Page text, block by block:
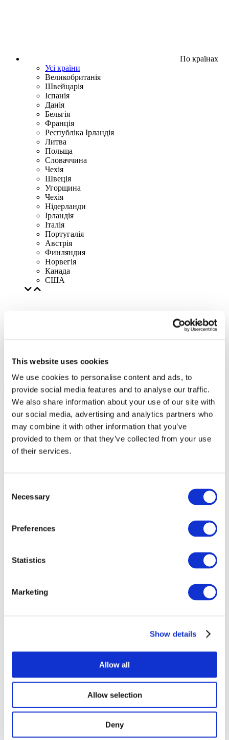
This website uses cookies
We use cookies to personalise content and ads, to
provide social media features and to analyse our traffic.
We also share information about your use of our site with
our social media, advertising and analytics partners who
may combine it with other information that you’ve
provided to them or that they’ve collected from your use
of their services.
Selection
Necessary
Preferences
Statistics
Marketing
Show details
Allow all
Allow selection
Deny
По країнах
Усі країни
Великобританія
Швейцарія
Іспанія
Данія
Бельгія
Франція
Республіка Ірландія
Литва
Польща
Словаччина
Чехія
Швецiя
Угорщина
Чехія
Нідерланди
Iрландія
Iталiя
Португалія
Австрія
Финляндия
Норвегія
Канада
США
Всі заходи
Концерти